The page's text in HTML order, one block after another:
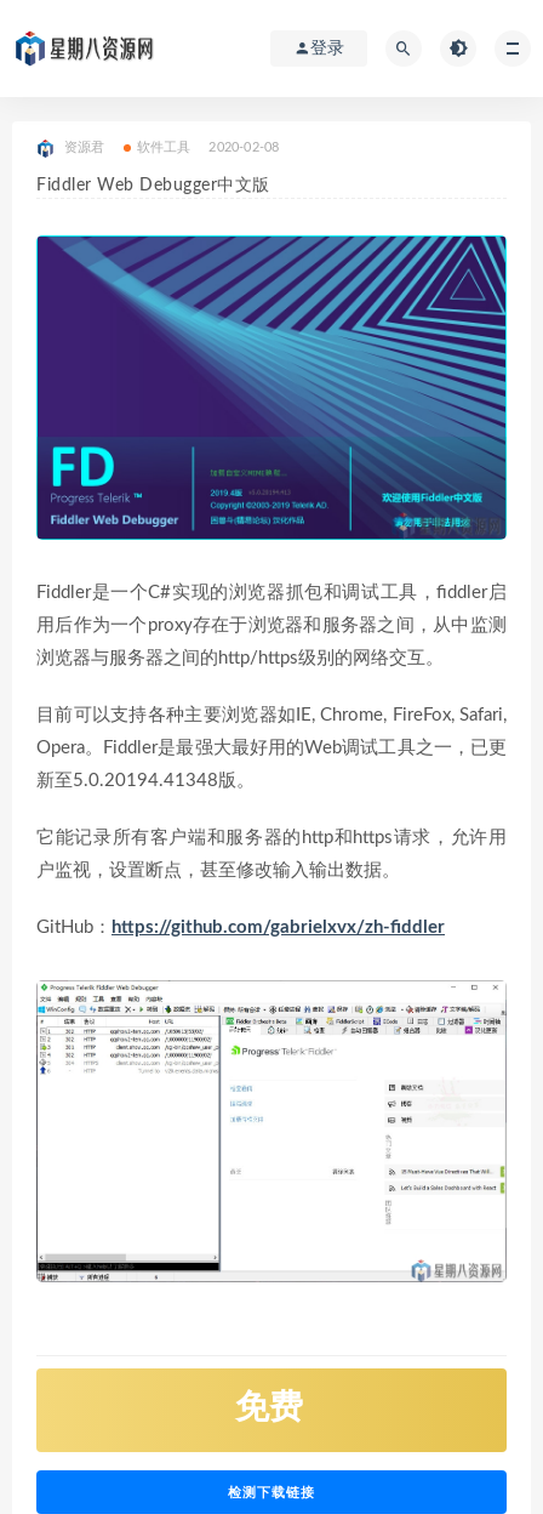
登录
资源君 软件工具 2020-02-08
Fiddler Web Debugger中文版
Fiddler是一个C#实现的浏览器抓包和调试工具，fiddler启
用后作为一个proxy存在于浏览器和服务器之间，从中监测
浏览器与服务器之间的http/https级别的网络交互。
目前可以支持各种主要浏览器如IE, Chrome, FireFox, Safari,
Opera。Fiddler是最强大最好用的Web调试工具之一，已更
新至5.0.20194.41348版。
它能记录所有客户端和服务器的http和https请求，允许用
户监视，设置断点，甚至修改输入输出数据。
GitHub： https://github.com/gabrielxvx/zh-fiddler
免费
检测下载链接